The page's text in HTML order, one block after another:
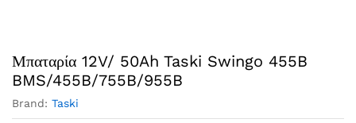
Μπαταρία 12V/ 50Ah Taski Swingo 455B
BMS/455B/755B/955B
Brand: Taski